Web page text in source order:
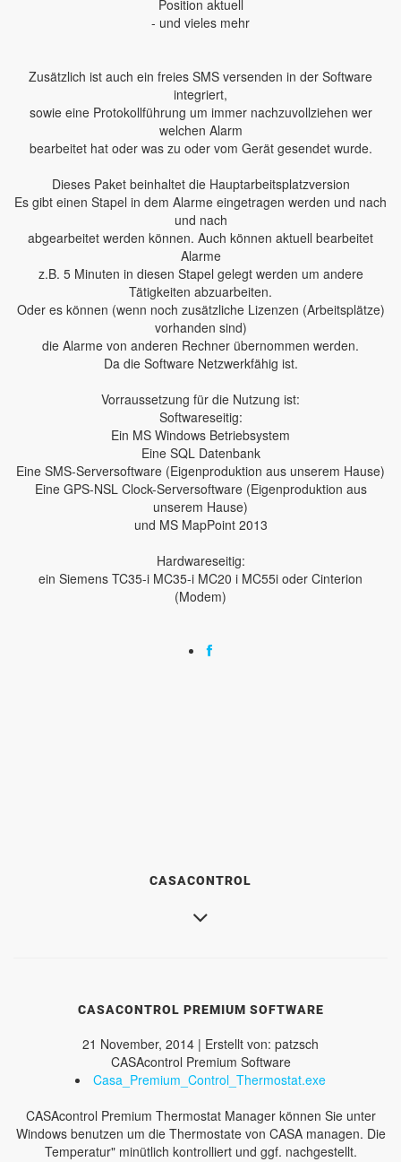
Position aktuell
- und vieles mehr
Zusätzlich ist auch ein freies SMS versenden in der Software
integriert,
sowie eine Protokollführung um immer nachzuvollziehen wer
welchen Alarm
bearbeitet hat oder was zu oder vom Gerät gesendet wurde.
Dieses Paket beinhaltet die Hauptarbeitsplatzversion
Es gibt einen Stapel in dem Alarme eingetragen werden und nach
und nach
abgearbeitet werden können. Auch können aktuell bearbeitet
Alarme
z.B. 5 Minuten in diesen Stapel gelegt werden um andere
Tätigkeiten abzuarbeiten.
Oder es können (wenn noch zusätzliche Lizenzen (Arbeitsplätze)
vorhanden sind)
die Alarme von anderen Rechner übernommen werden.
Da die Software Netzwerkfähig ist.
Vorraussetzung für die Nutzung ist:
Softwareseitig:
Ein MS Windows Betriebsystem
Eine SQL Datenbank
Eine SMS-Serversoftware (Eigenproduktion aus unserem Hause)
Eine GPS-NSL Clock-Serversoftware (Eigenproduktion aus
unserem Hause)
und MS MapPoint 2013
Hardwareseitig:
ein Siemens TC35-i MC35-i MC20 i MC55i oder Cinterion
(Modem)
CASACONTROL
CASACONTROL PREMIUM SOFTWARE
21 November, 2014 | Erstellt von: patzsch
CASAcontrol Premium Software
Casa_Premium_Control_Thermostat.exe
CASAcontrol Premium Thermostat Manager können Sie unter
Windows benutzen um die Thermostate von CASA managen. Die
Temperatur" minütlich kontrolliert und ggf. nachgestellt.